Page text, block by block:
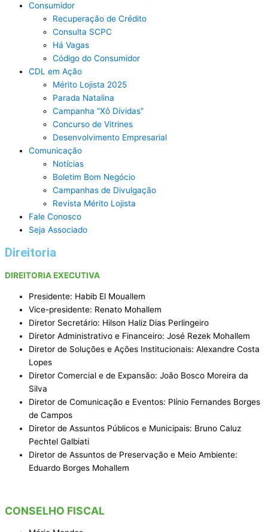
Consumidor
Recuperação de Crédito
Consulta SCPC
Há Vagas
Código do Consumidor
CDL em Ação
Mérito Lojista 2025
Parada Natalina
Campanha “Xô Dívidas”
Concurso de Vitrines
Desenvolvimento Empresarial
Comunicação
Notícias
Boletim Bom Negócio
Campanhas de Divulgação
Revista Mérito Lojista
Fale Conosco
Seja Associado
Direitoria
DIREITORIA EXECUTIVA
Presidente: Habib El Mouallem
Vice-presidente: Renato Mohallem
Diretor Secretário: Hilson Haliz Dias Perlingeiro
Diretor Administrativo e Financeiro: José Rezek Mohallem
Diretor de Soluções e Ações Institucionais: Alexandre Costa
Lopes
Diretor Comercial e de Expansão: João Bosco Moreira da
Silva
Diretor de Comunicação e Eventos: Plínio Fernandes Borges
de Campos
Diretor de Assuntos Públicos e Municipais: Bruno Caluz
Pechtel Galbiati
Diretor de Assuntos de Preservação e Meio Ambiente:
Eduardo Borges Mohallem
CONSELHO FISCAL